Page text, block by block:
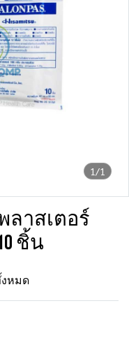
1/1
พลาสเตอร์
ชิ้น
หมด